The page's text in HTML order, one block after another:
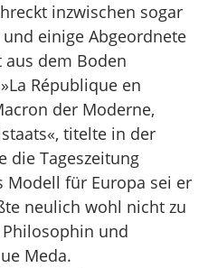
inzwischen sogar
einige Abgeordnete
aus dem Boden
République en
der Moderne,
titelte in der
die Tageszeitung
Modell für Europa sei er
neulich wohl nicht zu
und
Meda.